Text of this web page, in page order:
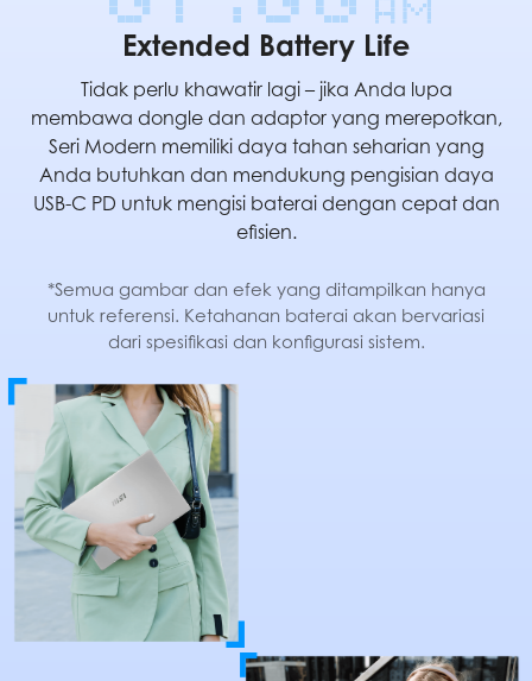
Extended Battery Life
Tidak perlu khawatir lagi – jika Anda lupa
membawa dongle dan adaptor yang merepotkan,
Seri Modern memiliki daya tahan seharian yang
Anda butuhkan dan mendukung pengisian daya
USB-C PD untuk mengisi baterai dengan cepat dan
efisien.
*Semua gambar dan efek yang ditampilkan hanya
untuk referensi. Ketahanan baterai akan bervariasi
dari spesifikasi dan konfigurasi sistem.